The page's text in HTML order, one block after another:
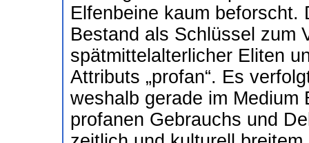
Elfenbeine kaum beforscht.
Bestand als Schlüssel zum
spätmittelalterlicher Eliten
Attributs „profan“. Es
weshalb gerade im Medium
profanen Gebrauchs und